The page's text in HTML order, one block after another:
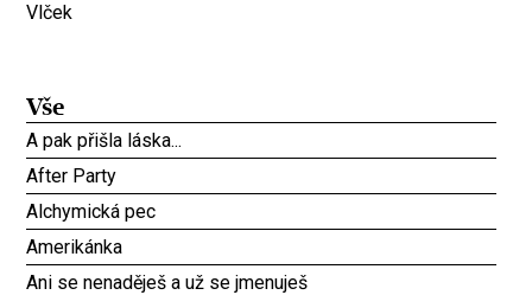
Vlček
Vše
A pak přišla láska...
After Party
Alchymická pec
Amerikánka
Ani se nenaděješ a už se jmenuješ